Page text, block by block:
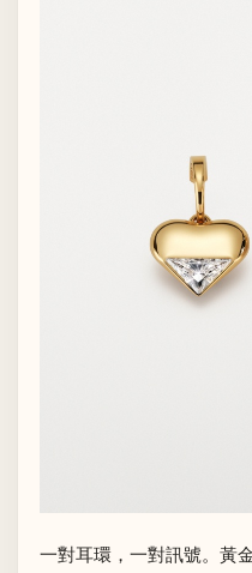
一對耳環，一對訊號。黃